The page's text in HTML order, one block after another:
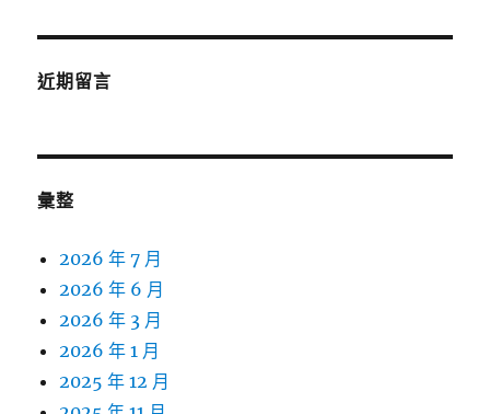
近期留言
彙整
2026 年 7 月
2026 年 6 月
2026 年 3 月
2026 年 1 月
2025 年 12 月